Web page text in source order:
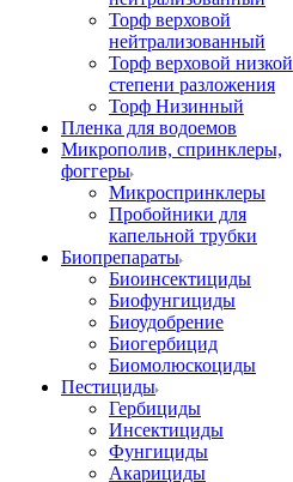
Торф верховой
нейтрализованный
Торф верховой низкой
степени разложения
Торф Низинный
Пленка для водоемов
Микрополив, спринклеры,
фоггеры
Микроспринклеры
Пробойники для
капельной трубки
Биопрепараты
Биоинсектициды
Биофунгициды
Биоудобрение
Биогербицид
Биомолюскоциды
Пестициды
Гербициды
Инсектициды
Фунгициды
Акарициды